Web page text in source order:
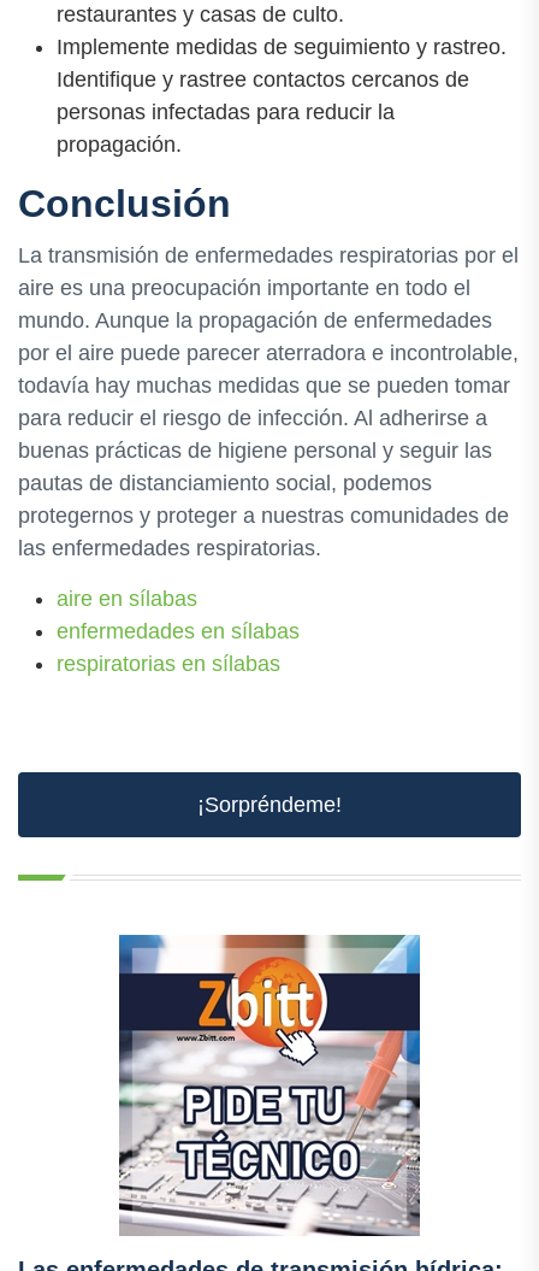
restaurantes y casas de culto.
Implemente medidas de seguimiento y rastreo.
Identifique y rastree contactos cercanos de
personas infectadas para reducir la
propagación.
Conclusión
La transmisión de enfermedades respiratorias por el
aire es una preocupación importante en todo el
mundo. Aunque la propagación de enfermedades
por el aire puede parecer aterradora e incontrolable,
todavía hay muchas medidas que se pueden tomar
para reducir el riesgo de infección. Al adherirse a
buenas prácticas de higiene personal y seguir las
pautas de distanciamiento social, podemos
protegernos y proteger a nuestras comunidades de
las enfermedades respiratorias.
aire en sílabas
enfermedades en sílabas
respiratorias en sílabas
¡Sorpréndeme!